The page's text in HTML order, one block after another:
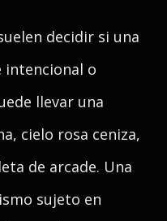
decidir si una
intencional o
llevar una
cielo rosa ceniza,
de arcade. Una
sujeto en